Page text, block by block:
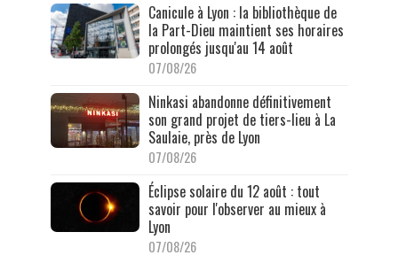
Canicule à Lyon : la bibliothèque de
la Part-Dieu maintient ses horaires
prolongés jusqu'au 14 août
07/08/26
Ninkasi abandonne définitivement
son grand projet de tiers-lieu à La
Saulaie, près de Lyon
07/08/26
Éclipse solaire du 12 août : tout
savoir pour l'observer au mieux à
Lyon
07/08/26